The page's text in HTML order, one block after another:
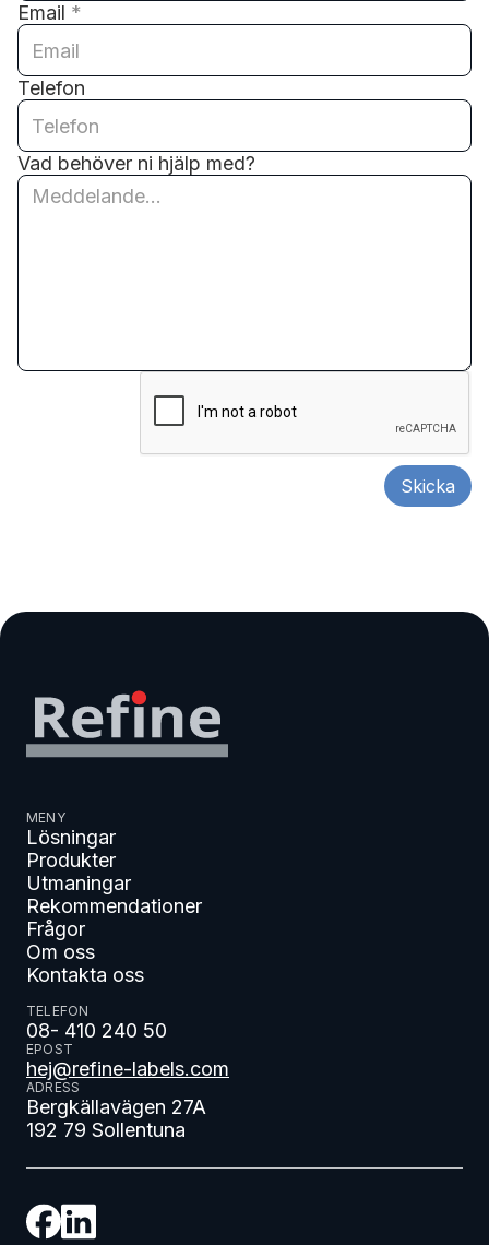
Email *
Telefon
Vad behöver ni hjälp med?
MENY
Lösningar
Produkter
Utmaningar
Rekommendationer
Frågor
Om oss
Kontakta oss
TELEFON
08- 410 240 50
EPOST
hej@refine-labels.com
ADRESS
Bergkällavägen 27A
192 79 Sollentuna